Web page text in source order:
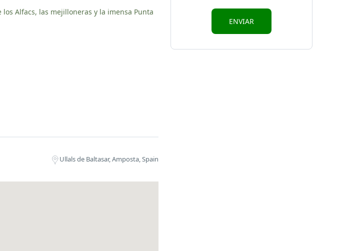
Alfacs, las mejilloneras y la imensa Punta
Ullals de Baltasar, Amposta, Spain